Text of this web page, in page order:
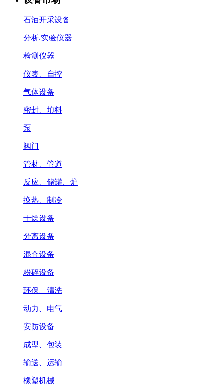
石油开采设备
分析.实验仪器
检测仪器
仪表、自控
气体设备
密封、填料
泵
阀门
管材、管道
反应、储罐、炉
换热、制冷
干燥设备
分离设备
混合设备
粉碎设备
环保、清洗
动力、电气
安防设备
成型、包装
输送、运输
橡塑机械